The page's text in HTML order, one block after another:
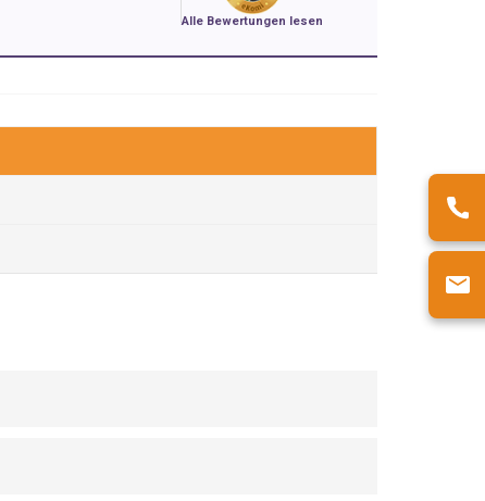
Alle Bewertungen lesen